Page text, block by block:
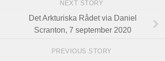
NEXT STORY
Det Arkturiska Rådet via Daniel
Scranton, 7 september 2020
PREVIOUS STORY